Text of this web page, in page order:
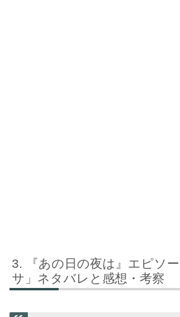
『あの日の夜は』エピソ
サ」ネタバレと感想・考察